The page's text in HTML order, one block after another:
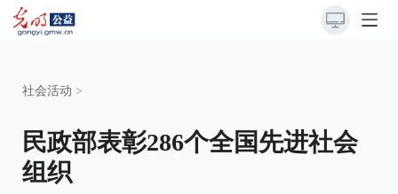
社会活动 >
民政部表彰286个全国先进社会
组织